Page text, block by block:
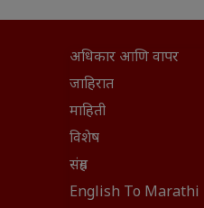
अधिकार आणि वापर
जाहिरात
माहिती
विशेष
संग्रह
English To Marathi